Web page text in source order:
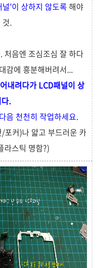
'이 상하지 않도록 해야
것.
처음엔 조심조심 잘 하다
감에 흥분해버려서...
내려다가 LCD패널이 상
.
음 천천히 작업하세요.
포커)나 얇고 부드러운 카
라스틱 명함?)